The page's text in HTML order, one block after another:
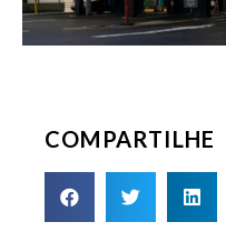
COMPARTILHE